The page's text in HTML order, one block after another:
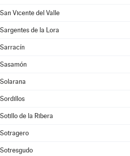
San Vicente del Valle
Sargentes de la Lora
Sarracín
Sasamón
Solarana
Sordillos
Sotillo de la Ribera
Sotragero
Sotresgudo